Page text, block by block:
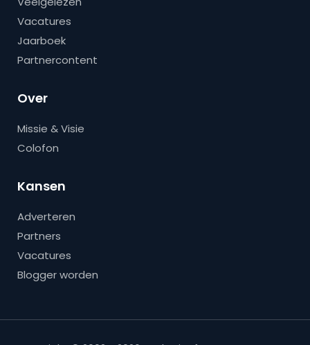
Vacatures
Jaarboek
Partnercontent
Over
Missie & Visie
Colofon
Kansen
Adverteren
Partners
Vacatures
Blogger worden